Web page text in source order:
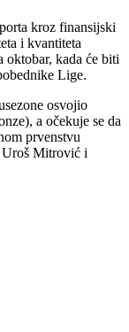
kroz finansijski
i kvantiteta
oktobar, kada će biti
Lige.
osvojio
a očekuje se da
prvenstvu
Uroš Mitrović i